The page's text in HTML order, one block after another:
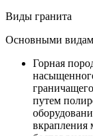
Виды гранита
Основными
Горная
путем
вкрапления